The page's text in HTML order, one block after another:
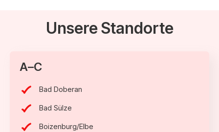
Unsere Standorte
A–C
Bad Doberan
Bad Sülze
Boizenburg/Elbe